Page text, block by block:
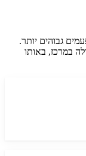
גבוהים יותר.
במרכז, באותו